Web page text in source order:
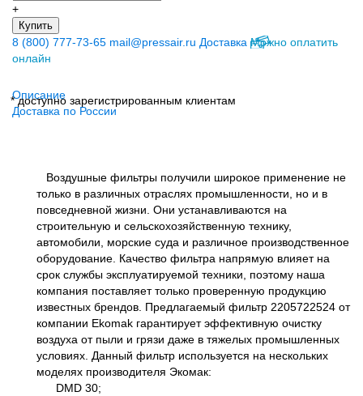
+
Купить
8 (800) 777-73-65 mail@pressair.ru Доставка Можно оплатить
онлайн
* доступно зарегистрированным клиентам
Описание
Доставка по России
Воздушные фильтры получили широкое применение не
только в различных отраслях промышленности, но и в
повседневной жизни. Они устанавливаются на
строительную и сельскохозяйственную технику,
автомобили, морские суда и различное производственное
оборудование. Качество фильтра напрямую влияет на
срок службы эксплуатируемой техники, поэтому наша
компания поставляет только проверенную продукцию
известных брендов. Предлагаемый фильтр 2205722524 от
компании Ekomak гарантирует эффективную очистку
воздуха от пыли и грязи даже в тяжелых промышленных
условиях. Данный фильтр используется на нескольких
моделях производителя Экомак:
DMD 30;